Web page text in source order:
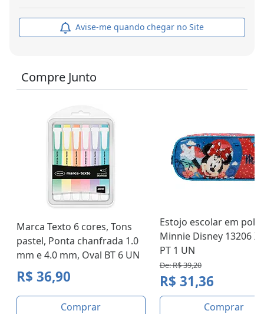
Avise-me quando chegar no Site
Compre Junto
Marca Texto 6 cores, Tons
pastel, Ponta chanfrada 1.0
mm e 4.0 mm, Oval BT 6 UN
R$ 36,90
Comprar
Estojo escolar em
Minnie Disney 13206
PT 1 UN
De: R$ 39,20
R$ 31,36
Comprar